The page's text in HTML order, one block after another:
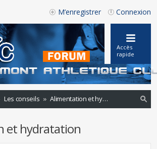
Connexion
M’enregistrer
Accès
rapide
Les conseils
Alimentation et hydratation
rc
et hydratation